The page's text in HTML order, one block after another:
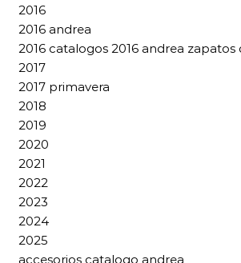
2016
2016 andrea
2016 catalogos 2016 andrea zapatos
2017
2017 primavera
2018
2019
2020
2021
2022
2023
2024
2025
accesorios catalogo andrea